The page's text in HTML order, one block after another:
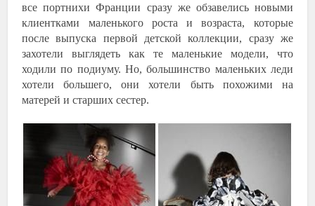
все портнихи Франции сразу же обзавелись новыми
клиентками маленького роста и возраста, которые
после выпуска первой детской коллекции, сразу же
захотели выглядеть как те маленькие модели, что
ходили по подиуму. Но, большинство маленьких леди
хотели большего, они хотели быть похожими на
матерей и старших сестер.